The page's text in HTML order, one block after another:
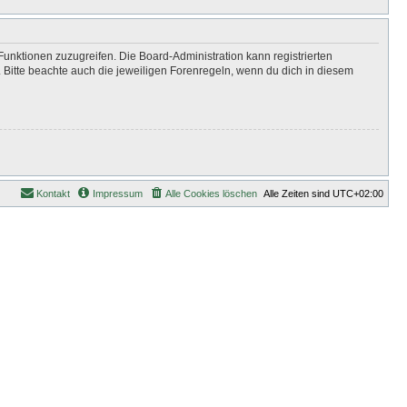
zuzugreifen. Die Board-Administration kann registrierten
beachte auch die jeweiligen Forenregeln, wenn du dich in diesem
Alle Zeiten sind UTC+02:00
Alle Cookies löschen
Impressum
Kontakt